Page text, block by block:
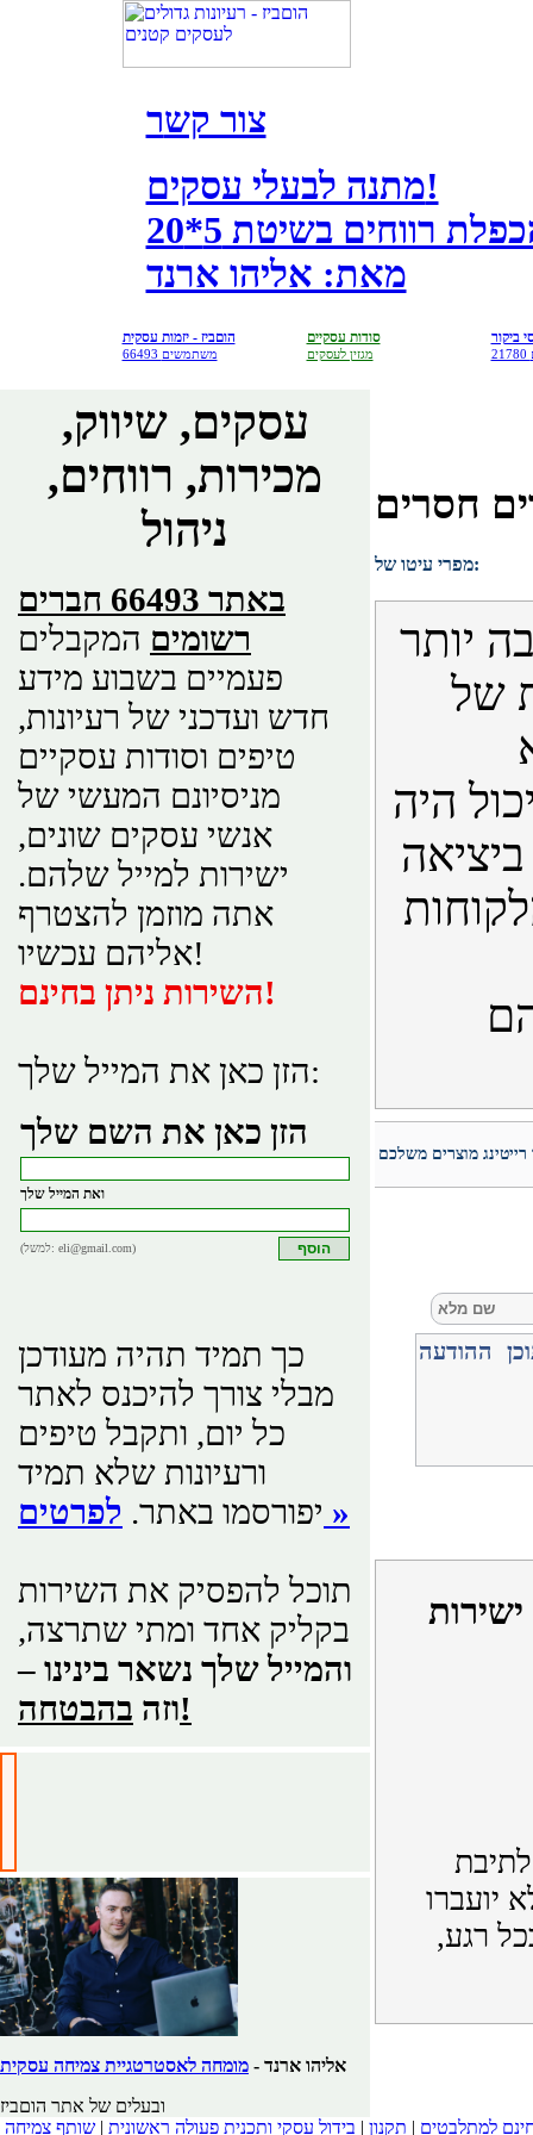
צור קשר
מתנה לבעלי עסקים!
רווחים בשיטת 5*20
מאת: אליהו ארנד
הוםביז - יזמות עסקית
66493 משתמשים
סודות עסקיים
מגזין לעסקים
ביקור
עסקים, שיווק,
מכירות, רווחים,
ניהול
באתר 66493 חברים
רשומים המקבלים
פעמיים בשבוע מידע
חדש ועדכני של רעיונות,
טיפים וסודות עסקיים
מניסיונם המעשי של
אנשי עסקים שונים,
ישירות למייל שלהם.
אתה מוזמן להצטרף
אליהם עכשיו!
השירות ניתן בחינם!
הזן כאן את המייל שלך:
הזן כאן את השם שלך
ואת המייל שלך
(למשל: eli@gmail.com)
כך תמיד תהיה מעודכן
מבלי צורך להיכנס לאתר
כל יום, ותקבל טיפים
ורעיונות שלא תמיד
יפורסמו באתר. לפרטים »
תוכל להפסיק את השירות
בקליק אחד ומתי שתרצה,
והמייל שלך נשאר בינינו –
וזהבהבטחה!
אליהו ארנד - מומחה לאסטרטגיית צמיחה עסקית
ובעלים של אתר הוםביז
חסרים
מפרי עיטו של:
יותר
של
היה
רייטינג מוצרים משלכם
יועברו
רגע,
למתלבטים | תקנון | בידול עסקי ותכנית פעולה ראשונית | שותף צמיחה